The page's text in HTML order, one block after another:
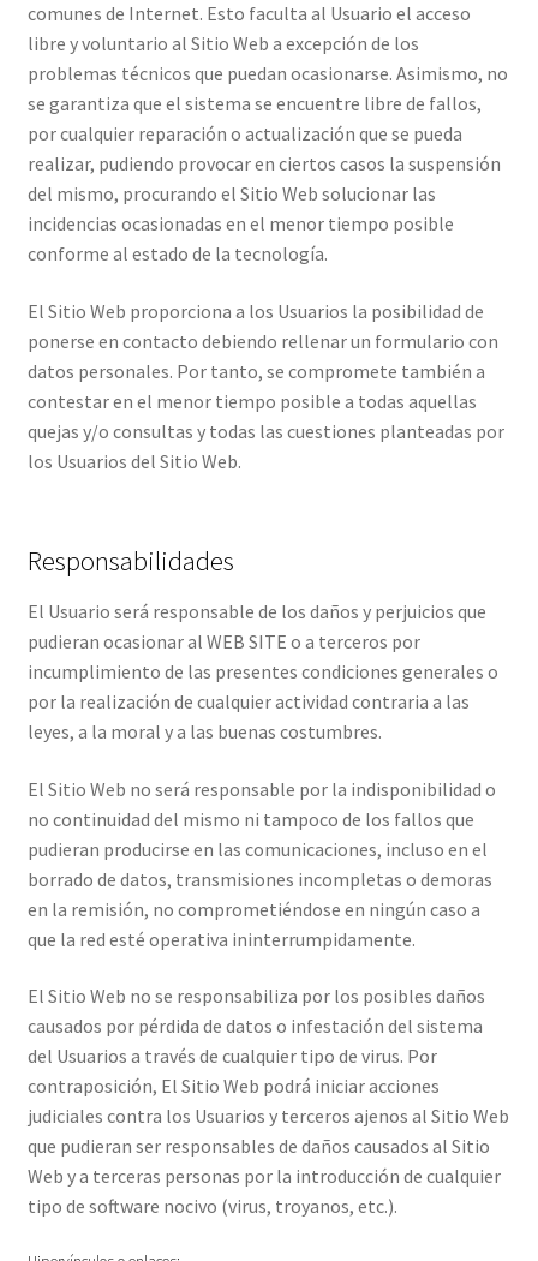
comunes de Internet. Esto faculta al Usuario el acceso
libre y voluntario al Sitio Web a excepción de los
problemas técnicos que puedan ocasionarse. Asimismo, no
se garantiza que el sistema se encuentre libre de fallos,
por cualquier reparación o actualización que se pueda
realizar, pudiendo provocar en ciertos casos la suspensión
del mismo, procurando el Sitio Web solucionar las
incidencias ocasionadas en el menor tiempo posible
conforme al estado de la tecnología.
El Sitio Web proporciona a los Usuarios la posibilidad de
ponerse en contacto debiendo rellenar un formulario con
datos personales. Por tanto, se compromete también a
contestar en el menor tiempo posible a todas aquellas
quejas y/o consultas y todas las cuestiones planteadas por
los Usuarios del Sitio Web.
Responsabilidades
El Usuario será responsable de los daños y perjuicios que
pudieran ocasionar al WEB SITE o a terceros por
incumplimiento de las presentes condiciones generales o
por la realización de cualquier actividad contraria a las
leyes, a la moral y a las buenas costumbres.
El Sitio Web no será responsable por la indisponibilidad o
no continuidad del mismo ni tampoco de los fallos que
pudieran producirse en las comunicaciones, incluso en el
borrado de datos, transmisiones incompletas o demoras
en la remisión, no comprometiéndose en ningún caso a
que la red esté operativa ininterrumpidamente.
El Sitio Web no se responsabiliza por los posibles daños
causados por pérdida de datos o infestación del sistema
del Usuarios a través de cualquier tipo de virus. Por
contraposición, El Sitio Web podrá iniciar acciones
judiciales contra los Usuarios y terceros ajenos al Sitio Web
que pudieran ser responsables de daños causados al Sitio
Web y a terceras personas por la introducción de cualquier
tipo de software nocivo (virus, troyanos, etc.).